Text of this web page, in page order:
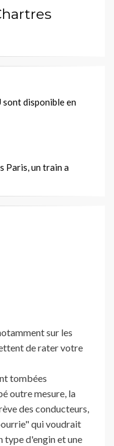
sont disponible en
Paris, un train a
sur les
de rater votre
tombées
outre mesure, la
des conducteurs,
qui voudrait
type d'engin et une